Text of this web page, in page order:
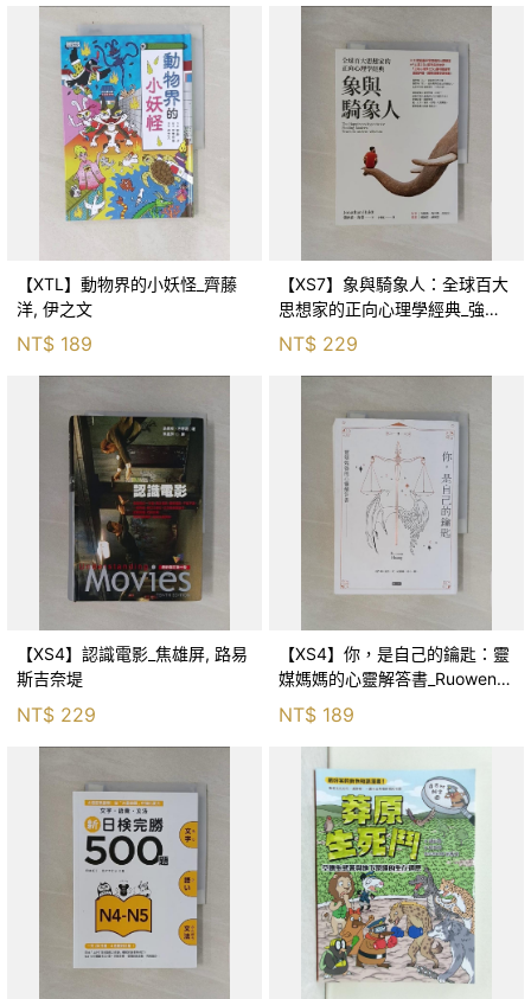
【XTL】動物界的小妖怪_齊藤
洋, 伊之文
NT$ 189
【XS7】象與騎象人：全球百大
思想家的正向心理學經典_強納
森．海德, 李靜瑤
NT$ 229
【XS4】認識電影_焦雄屏, 路易
斯吉奈堤
NT$ 229
【XS4】你，是自己的鑰匙：靈
媒媽媽的心靈解答書_Ruowen
Huang
NT$ 189